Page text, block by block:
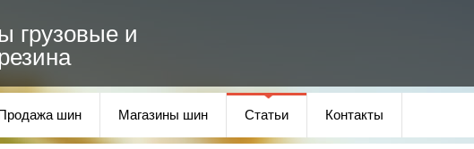
грузовые и
Продажа шин Магазины шин Статьи Контакты